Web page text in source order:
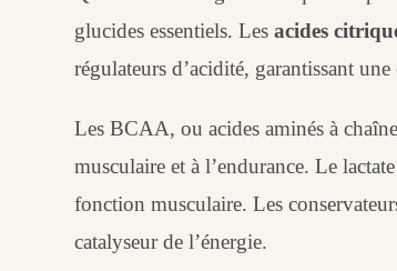
glucides essentiels. Lesacides
régulateurs d’acidité, garantissant
Les BCAA, ou acides aminés à
musculaire et à l’endurance. Le
fonction musculaire. Les
catalyseur de l’énergie.